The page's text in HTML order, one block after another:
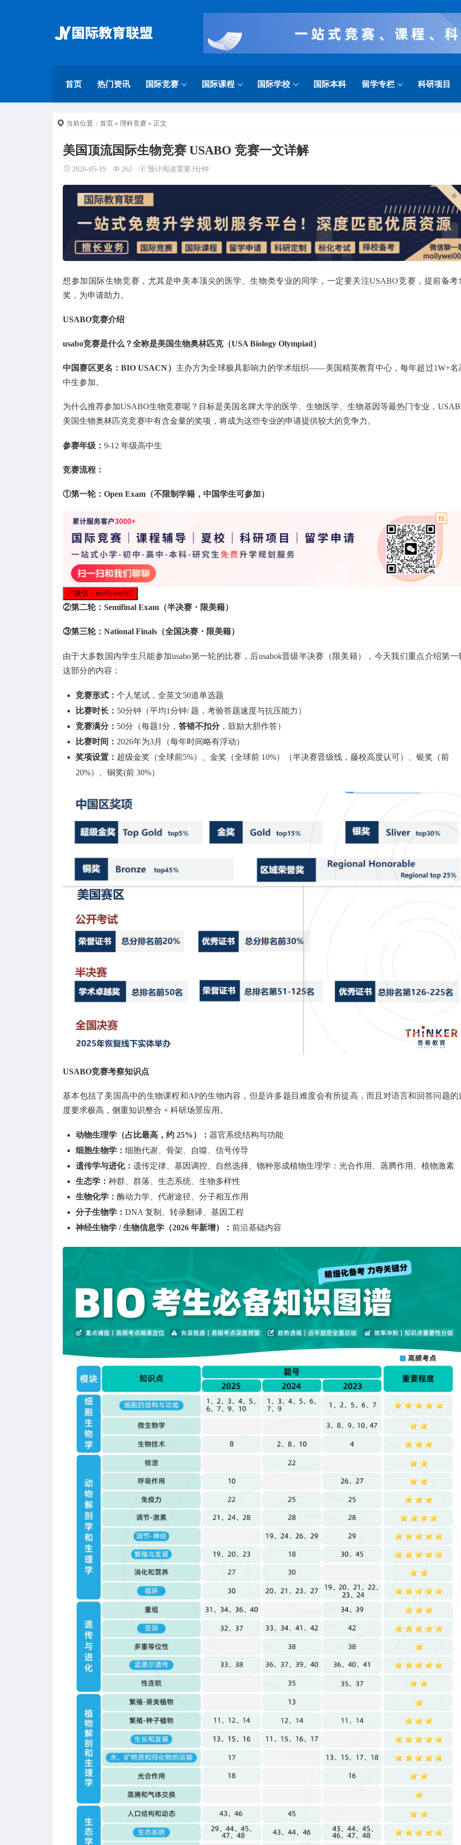
首页 热门资讯 国际竞赛 国际课程 国际学校 国际本科 留学专栏 科研项目
当前位置： 首页 » 理科竞赛 » 正文
美国顶流国际生物竞赛 USABO 竞赛一文详解
2026-05-19 262 预计阅读需要3分钟
想参加国际生物竞赛，尤其是申美本顶尖的医学、生物类专业的同学，一定要关注USABO竞赛，提前备考
奖，为申请助力。
USABO竞赛介绍
usabo竞赛是什么？全称是美国生物奥林匹克（USA Biology Olympiad）
中国赛区更名：BIO USACN） 主办方为全球极具影响力的学术组织——美国精英教育中心，每年超过1W+名
中生参加。
为什么推荐参加USABO生物竞赛呢？目标是美国名牌大学的医学、生物医学、生物基因等最热门专业，
美国生物奥林匹克竞赛中有含金量的奖项，将成为这些专业的申请提供较大的竞争力。
参赛年级： 9-12 年级高中生
竞赛流程：
①第一轮：Open Exam（不限制学籍，中国学生可参加）
🔗微信：mollywei007
②第二轮：Semifinal Exam（半决赛・限美籍）
③第三轮：National Finals（全国决赛・限美籍）
由于大多数国内学生只能参加usabo第一轮的比赛，后usabok晋级半决赛（限美籍），今天我们重点介绍第一
这部分的内容：
竞赛形式：个人笔试，全英文50道单选题
比赛时长： 50分钟（平均1分钟/ 题，考验答题速度与抗压能力）
竞赛满分： 50分（每题1分，答错不扣分，鼓励大胆作答）
比赛时间： 2026年为3月（每年时间略有浮动）
奖项设置： 超级金奖（全球前5%）、金奖（全球前 10%）（半决赛晋级线，藤校高度认可）、银奖（前
20%）、铜奖(前 30%）
USABO竞赛考察知识点
基本包括了美国高中的生物课程和AP的生物内容，但是许多题目难度会有所提高，而且对语言和回答问题的
度要求极高，侧重知识整合 + 科研场景应用。
动物生理学（占比最高，约 25%）：器官系统结构与功能
细胞生物学：细胞代谢、骨架、自噬、信号传导
遗传学与进化：遗传定律、基因调控、自然选择、物种形成植物生理学：光合作用、蒸腾作用、植物激素
生态学：种群、群落、生态系统、生物多样性
生物化学：酶动力学、代谢途径、分子相互作用
分子生物学：DNA 复制、转录翻译、基因工程
神经生物学 / 生物信息学（2026 年新增）：前沿基础内容